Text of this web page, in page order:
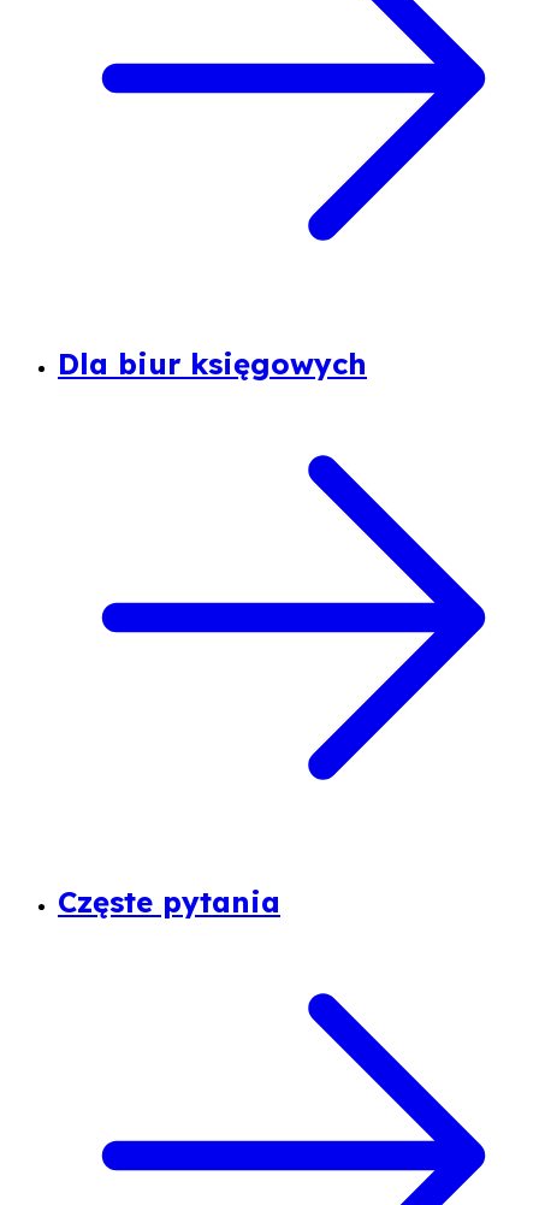
Dla biur księgowych
Częste pytania